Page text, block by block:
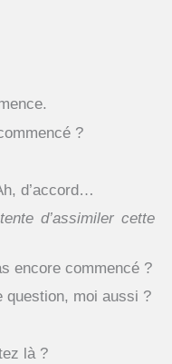
?
d’accord…
d’assimiler cette
encore commencé ?
question, moi aussi ?
là ?